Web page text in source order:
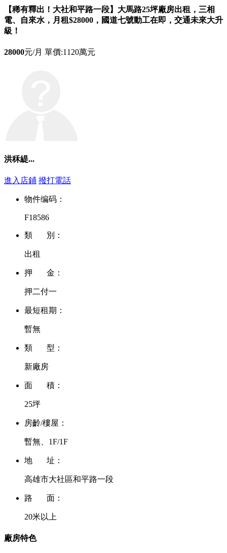
【稀有釋出！大社和平路一段】大馬路25坪廠房出租，三相
電、自來水，月租$28000，國道七號動工在即，交通未來大升
級！
28000元/月 單價:1120萬元
洪秝緹...
進入店鋪 撥打電話
物件编码：
F18586
類 別：
出租
押 金：
押二付一
最短租期：
暫無
類 型：
新廠房
面 積：
25坪
房齡/樓屋：
暫無、1F/1F
地 址：
高雄市大社區和平路一段
路 面：
20米以上
廠房特色